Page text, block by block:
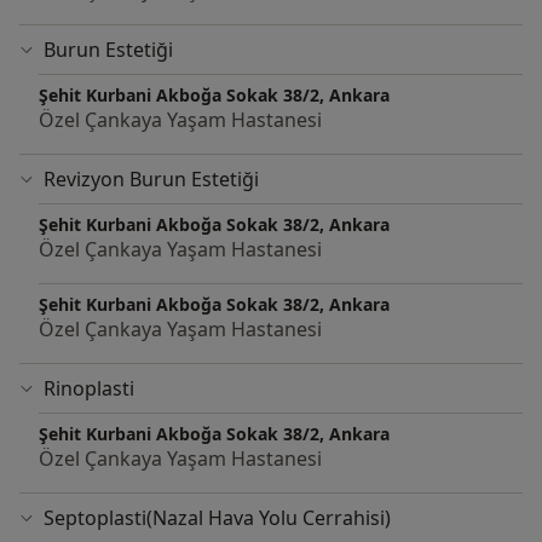
2005-2011: Hacettepe Üniversitesi Tıp Fakultesi (Tıp
lisans eğitimi)
2011-2016: Hacettepe Üniversitesi Tıp Fakültesi Kulak
Burun Boğaz Hastalıkları Anabilim Dalı (Tıpta uzmanlık
eğitimi)
2014: Università degli Studi della Campania Luigi
Vanvitelli , Napoli, İtalya - Araştırma asistanı
2016-2018 Ankara Haymana Devlet Hastanesi
2018-2019 Ankara Şereflikoçhisar Devlet Hastanesi
2019-2021 Kent Kulak Burun Boğaz Hastanesi
2021- Özel Çankaya Yaşam Hastanesi
Burun Estetiği
Şehit Kurbani Akboğa Sokak 38/2, Ankara
Özel Çankaya Yaşam Hastanesi
Revizyon Burun Estetiği
Şehit Kurbani Akboğa Sokak 38/2, Ankara
Özel Çankaya Yaşam Hastanesi
Şehit Kurbani Akboğa Sokak 38/2, Ankara
Özel Çankaya Yaşam Hastanesi
Rinoplasti
Şehit Kurbani Akboğa Sokak 38/2, Ankara
Özel Çankaya Yaşam Hastanesi
Septoplasti(Nazal Hava Yolu Cerrahisi)